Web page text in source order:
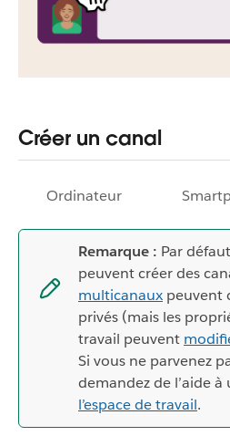
Créer un canal
Ordinateur
Remarque : Par
peuvent créer des
multicanaux peuvent
privés (mais les
travail peuvent
Si vous ne parvenez
demandez de l’aide à
l’espace de travail.